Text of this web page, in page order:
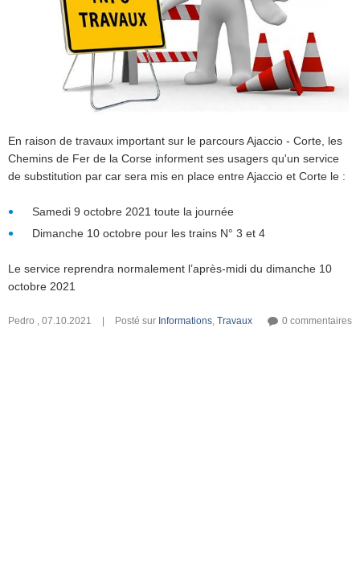
En raison de travaux important sur le parcours Ajaccio - Corte, les
Chemins de Fer de la Corse informent ses usagers qu'un service
de substitution par car sera mis en place entre Ajaccio et Corte le :
Samedi 9 octobre 2021 toute la journée
Dimanche 10 octobre pour les trains N° 3 et 4
Le service reprendra normalement l’après-midi du dimanche 10
octobre 2021
Pedro , 07.10.2021 Posté sur Informations, Travaux 0 commentaires